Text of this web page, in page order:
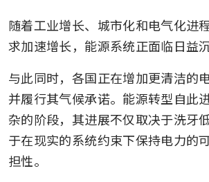
随着工业增长、城市化和电气化进
求加速增长，能源系统正面临日益
与此同时，各国正在增加更清洁的
并履行其气候承诺。能源转型自此
杂的阶段，其进展不仅取决于洗牙
于在现实的系统约束下保持电力的
担性。